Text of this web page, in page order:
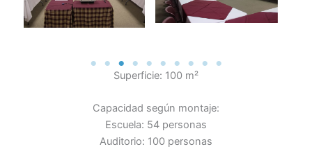
Superficie: 100 m²
Capacidad según montaje:
Escuela: 54 personas
Auditorio: 100 personas